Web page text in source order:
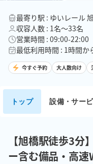
最寄り駅 : ゆいレール
収容人数 : 1名〜33名
営業時間 : 09:00-22:00
最低利用時間 : 1時間か
今すぐ予約 大人数向け
トップ 設備・サー
【旭橋駅徒歩3
ー含む備品・高